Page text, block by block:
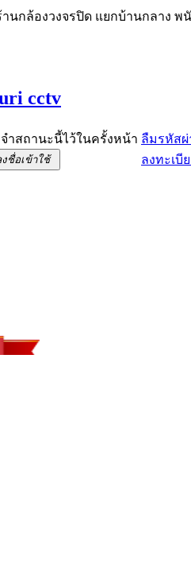
นกล้องวงจรปิด แยกบ้านกลาง
จำสถานะนี้ไว้ในครั้งหน้า ลืมรหัส
งชื่อเข้าใช้ ลงทะเบี